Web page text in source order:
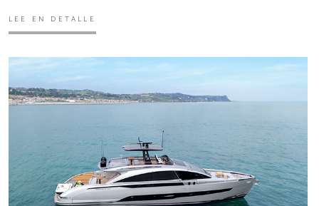
LEE EN DETALLE